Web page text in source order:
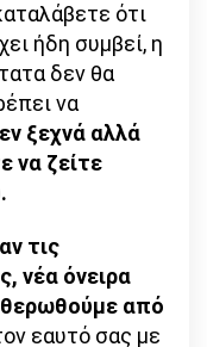
ότι
ήδη συμβεί, η
δεν θα
να
ξεχνά αλλά
να ζείτε
τις
νέα όνειρα
από
εαυτό σας με